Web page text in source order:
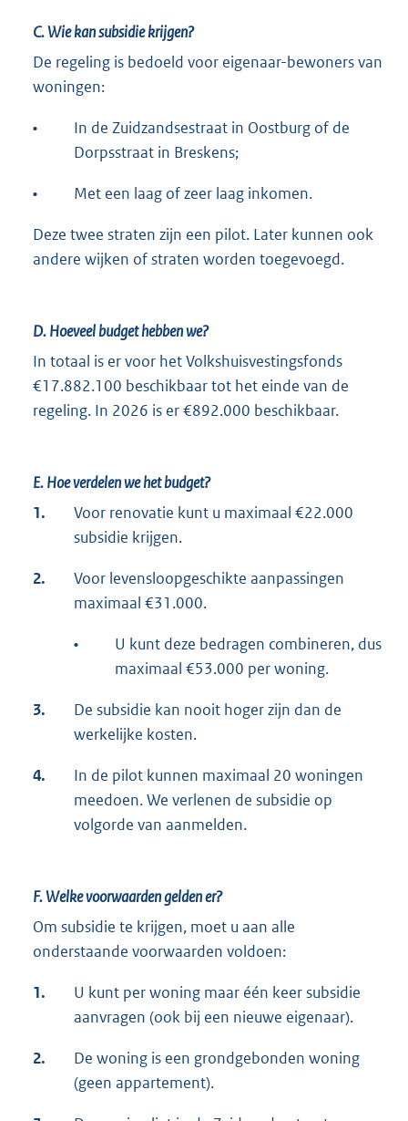
C. Wie kan subsidie krijgen?
De regeling is bedoeld voor eigenaar-bewoners van
woningen:
•
In de Zuidzandsestraat in Oostburg of de
Dorpsstraat in Breskens;
• Met een laag of zeer laag inkomen.
Deze twee straten zijn een pilot. Later kunnen ook
andere wijken of straten worden toegevoegd.
D. Hoeveel budget hebben we?
In totaal is er voor het Volkshuisvestingsfonds
€17.882.100 beschikbaar tot het einde van de
regeling. In 2026 is er €892.000 beschikbaar.
E. Hoe verdelen we het budget?
1.
Voor renovatie kunt u maximaal €22.000
subsidie krijgen.
2.
Voor levensloopgeschikte aanpassingen
maximaal €31.000.
•
U kunt deze bedragen combineren, dus
maximaal €53.000 per woning.
3.
De subsidie kan nooit hoger zijn dan de
werkelijke kosten.
4.
In de pilot kunnen maximaal 20 woningen
meedoen. We verlenen de subsidie op
volgorde van aanmelden.
F. Welke voorwaarden gelden er?
Om subsidie te krijgen, moet u aan alle
onderstaande voorwaarden voldoen:
1.
U kunt per woning maar één keer subsidie
aanvragen (ook bij een nieuwe eigenaar).
2.
De woning is een grondgebonden woning
(geen appartement).